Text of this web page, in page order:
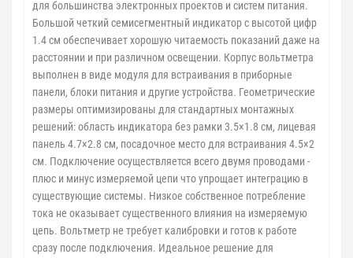
для большинства электронных проектов и систем питания.
Большой четкий семисегментный индикатор с высотой цифр
1.4 см обеспечивает хорошую читаемость показаний даже на
расстоянии и при различном освещении. Корпус вольтметра
выполнен в виде модуля для встраивания в приборные
панели, блоки питания и другие устройства. Геометрические
размеры оптимизированы для стандартных монтажных
решений: область индикатора без рамки 3.5×1.8 см, лицевая
панель 4.7×2.8 см, посадочное место для встраивания 4.5×2
см. Подключение осуществляется всего двумя проводами -
плюс и минус измеряемой цепи что упрощает интеграцию в
существующие системы. Низкое собственное потребление
тока не оказывает существенного влияния на измеряемую
цепь. Вольтметр не требует калибровки и готов к работе
сразу после подключения. Идеальное решение для